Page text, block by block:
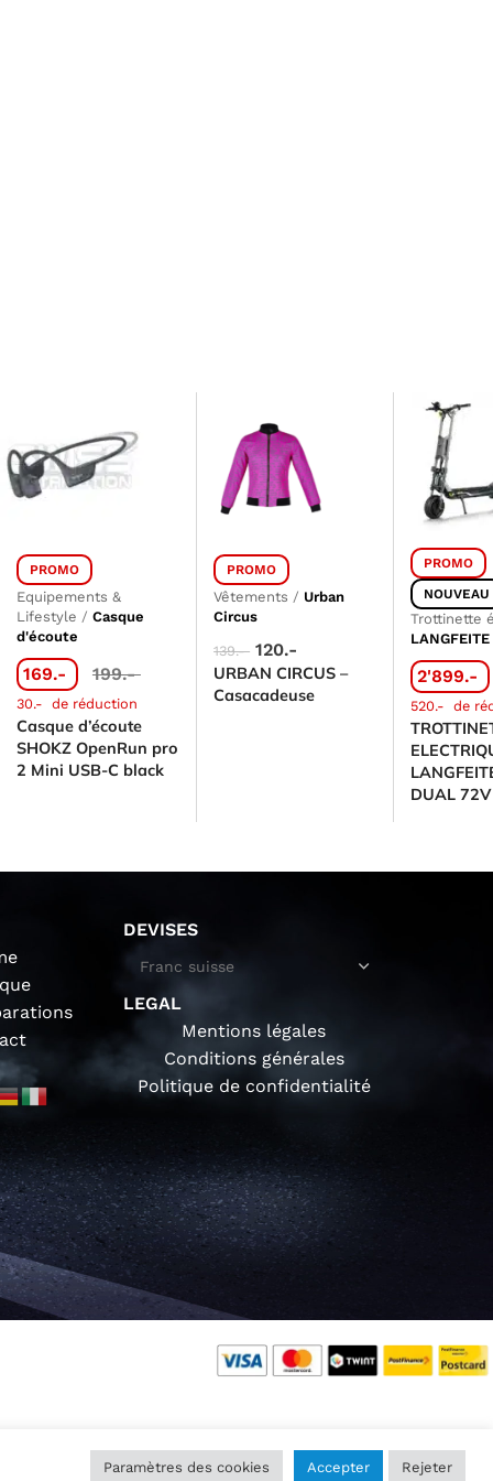
PROMO
Equipements &
Lifestyle / Casque
d'écoute
169.- 199.-
30.- de réduction
Casque d’écoute
SHOKZ OpenRun pro
2 Mini USB-C black
PROMO
Vêtements / Urban
Circus
139.- 120.-
URBAN CIRCUS –
Casacadeuse
PROMO
NOUVEAU
Trottinette
LANGFEITE
2'899.-
520.- de
DUAL
DEVISES
LEGAL
Mentions légales
Conditions générales
Politique de confidentialité
Paramètres des cookies Accepter Rejeter